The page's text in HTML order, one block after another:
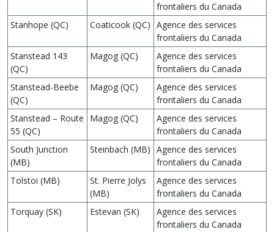
frontaliers du Canada
Stanhope (QC)
Coaticook (QC) Agence des services
frontaliers du Canada
Stanstead 143
(QC)
Magog (QC)
Agence des services
frontaliers du Canada
Stanstead-Beebe
(QC)
Magog (QC)
Agence des services
frontaliers du Canada
Stanstead – Route
55 (QC)
Magog (QC)
Agence des services
frontaliers du Canada
South Junction
(MB)
Steinbach (MB) Agence des services
frontaliers du Canada
Tolstoi (MB)
St. Pierre Jolys
(MB)
Agence des services
frontaliers du Canada
Torquay (SK)
Estevan (SK)
Agence des services
frontaliers du Canada